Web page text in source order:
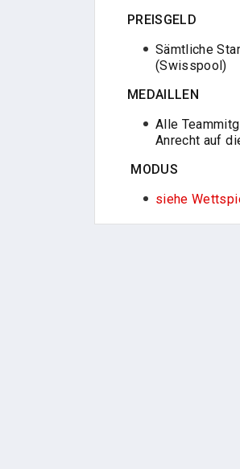
PREISGELD
Sämtliche
(Swisspool)
MEDAILLEN
Alle
Anrecht auf
MODUS
siehe